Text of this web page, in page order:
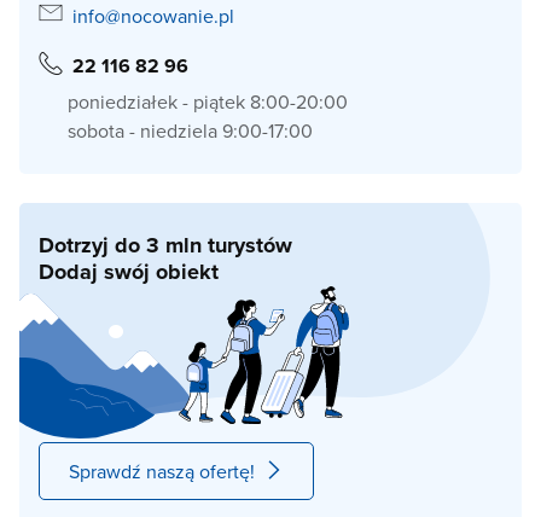
info@nocowanie.pl
22 116 82 96
poniedziałek - piątek 8:00-20:00
sobota - niedziela 9:00-17:00
Dotrzyj do 3 mln turystów
Dodaj swój obiekt
Sprawdź naszą ofertę!